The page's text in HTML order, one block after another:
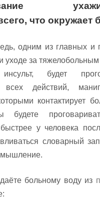
что окружает
одним из главных и
уходе за тяжелобольным
будет
всех действий,
контактирует
будете
у человека
словарный
мышление.
больному воду из